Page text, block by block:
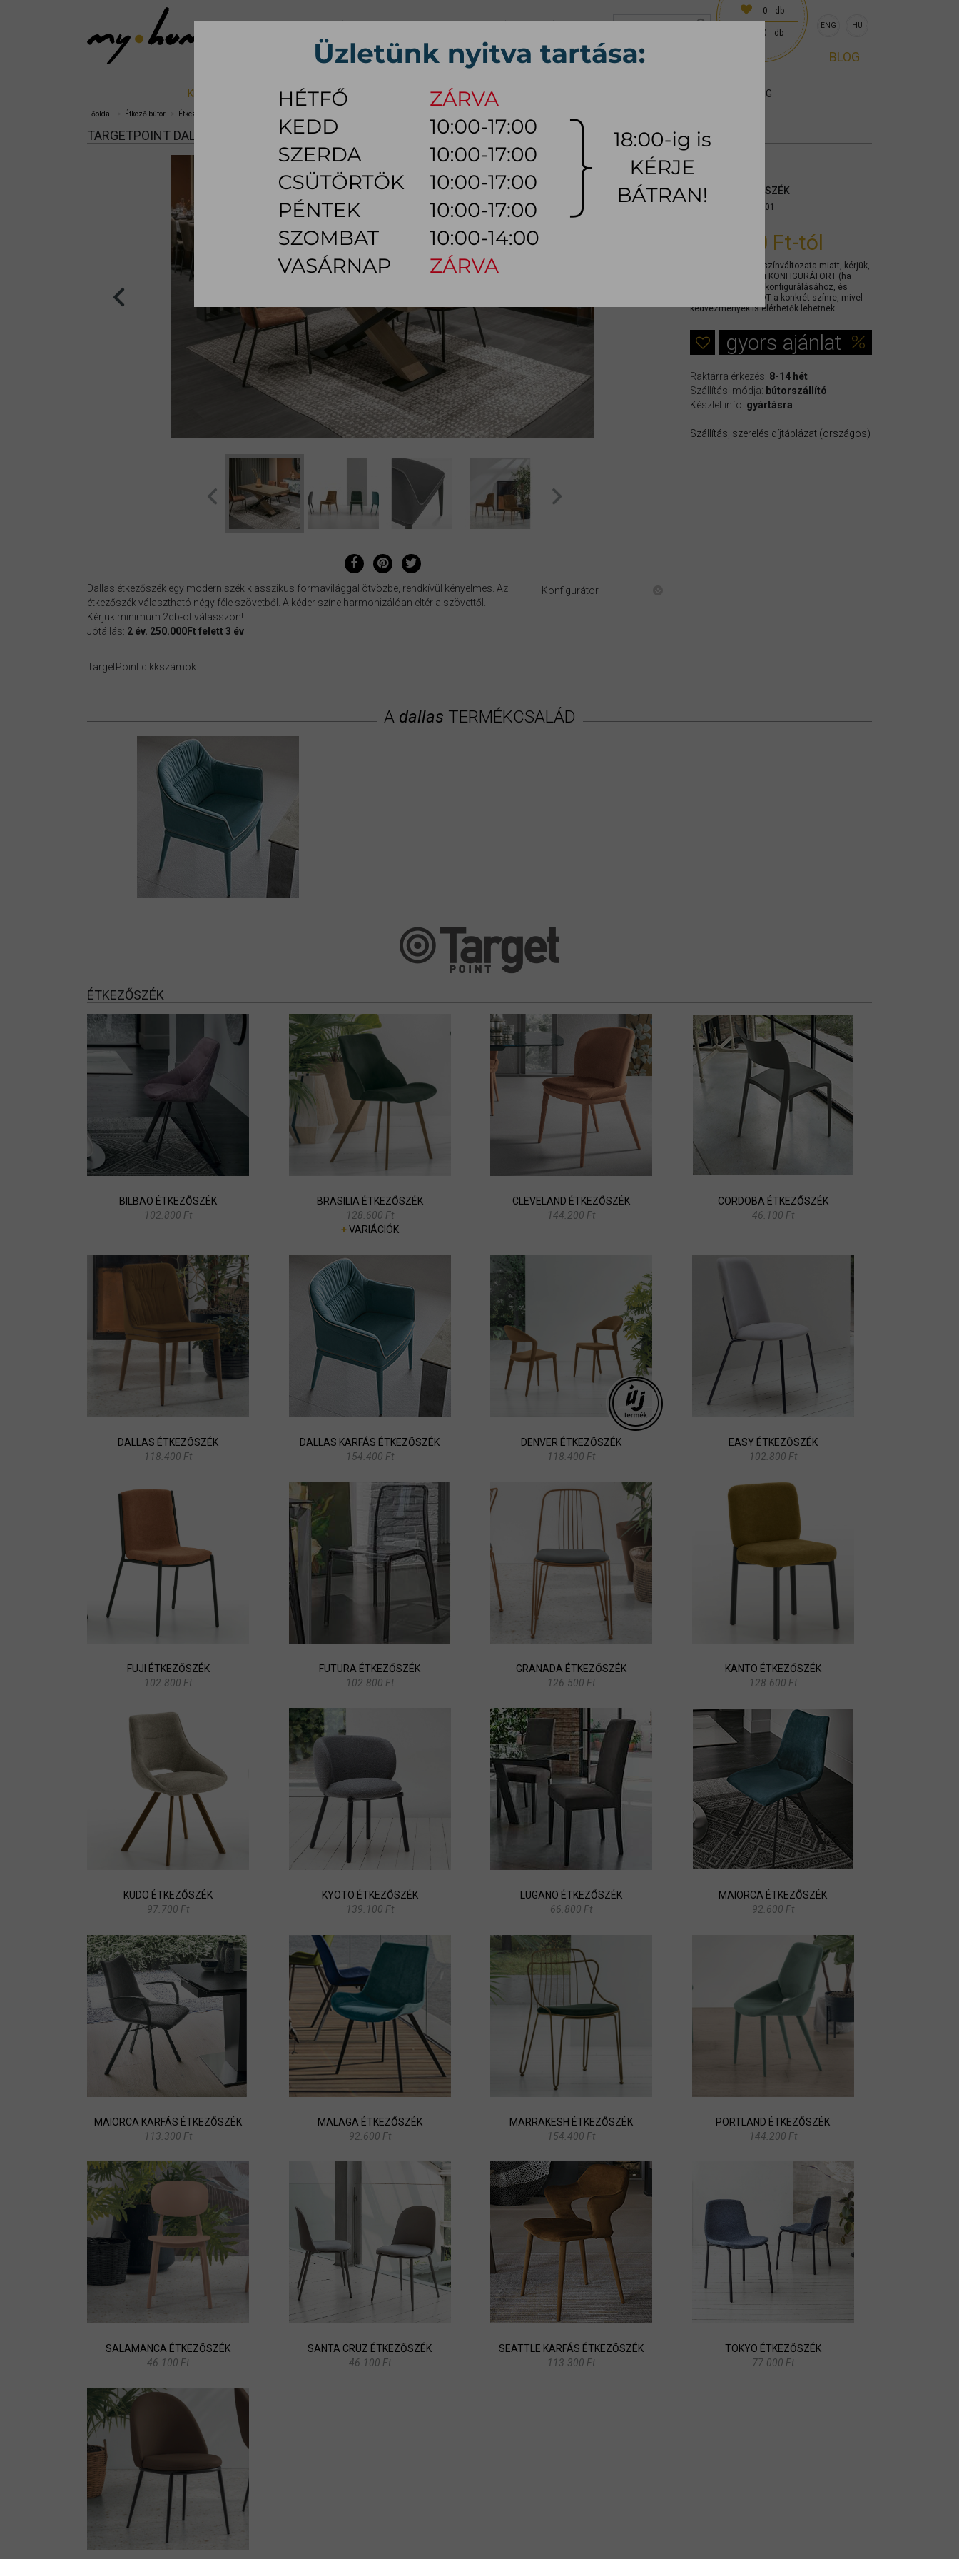
K, Sz, Cs, P:
10:00 - 17:00 (18:00 előre egyeztetve)
Szo:
10:00 - 14:00
0 db
0 db
ENG HU
BLOG
KIÁLLÍTOTT % NAPPALI BÚTOR HÁLÓSZOBA BÚTOR SZŐNYEG
Főoldal Étkező bútor Étkezőszék
TARGETPOINT DALLAS ÉTKEZŐSZÉK
Dallas étkezőszék egy modern szék klasszikus formavilággal ötvözbe, rendkívül kényelmes. Az
étkezőszék választható négy féle szövetből. A kéder színe harmonizálóan eltér a szövettől.
Kérjük minimum 2db-ot válasszon!
Jótállás: 2 év. 250.000Ft felett 3 év
TargetPoint cikkszámok:
Konfigurátor
DALLAS ÉTKEZŐSZÉK
mytpdl001
118.400 Ft-tól
A termék számos színváltozata miatt, kérjük,
használja az alábbi KONFIGURÁTORT (ha
elérhető) a termék konfigurálásához, és
KÉRJEN AJÁNLATOT a konkrét színre, mivel
kedvezmények is elérhetők lehetnek.
gyors ajánlat
Raktárra érkezés: 8-14 hét
Szállítási módja: bútorszállító
Készlet info: gyártásra
Szállítás, szerelés díjtáblázat (országos)
A dallas TERMÉKCSALÁD
ÉTKEZŐSZÉK
BILBAO ÉTKEZŐSZÉK
102.800 Ft
BRASILIA ÉTKEZŐSZÉK
128.600 Ft
+VARIÁCIÓK
CLEVELAND ÉTKEZŐSZÉK
144.200 Ft
CORDOBA ÉTKEZŐSZÉK
46.100 Ft
DALLAS ÉTKEZŐSZÉK
118.400 Ft
DALLAS KARFÁS ÉTKEZŐSZÉK
154.400 Ft
DENVER ÉTKEZŐSZÉK
118.400 Ft
EASY ÉTKEZŐSZÉK
102.800 Ft
FUJI ÉTKEZŐSZÉK
102.800 Ft
FUTURA ÉTKEZŐSZÉK
102.800 Ft
GRANADA ÉTKEZŐSZÉK
126.500 Ft
KANTO ÉTKEZŐSZÉK
128.600 Ft
KUDO ÉTKEZŐSZÉK
97.700 Ft
KYOTO ÉTKEZŐSZÉK
139.100 Ft
LUGANO ÉTKEZŐSZÉK
66.800 Ft
MAIORCA ÉTKEZŐSZÉK
92.600 Ft
MAIORCA KARFÁS ÉTKEZŐSZÉK
113.300 Ft
MALAGA ÉTKEZŐSZÉK
92.600 Ft
MARRAKESH ÉTKEZŐSZÉK
154.400 Ft
PORTLAND ÉTKEZŐSZÉK
144.200 Ft
SALAMANCA ÉTKEZŐSZÉK
46.100 Ft
SANTA CRUZ ÉTKEZŐSZÉK
46.100 Ft
SEATTLE KARFÁS ÉTKEZŐSZÉK
113.300 Ft
TOKYO ÉTKEZŐSZÉK
77.000 Ft